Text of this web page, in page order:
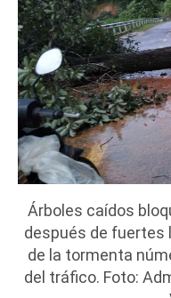
Árboles caídos
después de fuertes
de la tormenta
del tráfico. Foto: